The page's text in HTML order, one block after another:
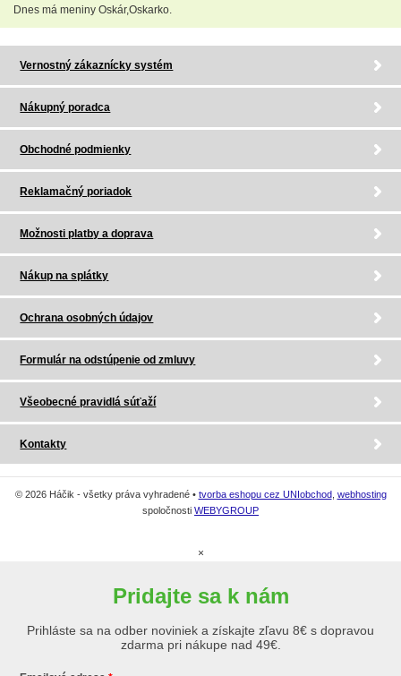
Dnes má meniny Oskár,Oskarko.
Vernostný zákaznícky systém
Nákupný poradca
Obchodné podmienky
Reklamačný poriadok
Možnosti platby a doprava
Nákup na splátky
Ochrana osobných údajov
Formulár na odstúpenie od zmluvy
Všeobecné pravidlá súťaží
Kontakty
© 2026 Háčik - všetky práva vyhradené • tvorba eshopu cez UNIobchod, webhosting
spoločnosti WEBYGROUP
×
Pridajte sa k nám
Prihláste sa na odber noviniek a získajte zľavu 8€ s dopravou
zdarma pri nákupe nad 49€.